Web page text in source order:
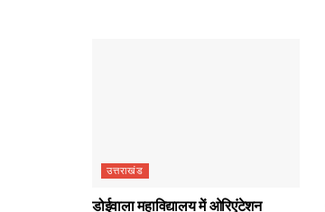
उत्तराखंड
डोईवाला महाविद्यालय में ओरिएंटेशन